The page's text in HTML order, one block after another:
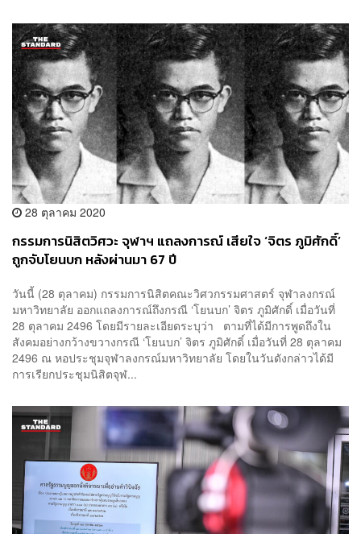
28 ตุลาคม 2020
กรรมการนิสิตวิศวะ จุฬาฯ แถลงการณ์ เสียใจ ‘จิตร ภูมิศักดิ์’
ถูกจับโยนบก หลังผ่านมา 67 ปี
วันนี้ (28 ตุลาคม) กรรมการนิสิตคณะวิศวกรรมศาสตร์ จุฬาลงกรณ์
มหาวิทยาลัย ออกแถลงการณ์ถึงกรณี ‘โยนบก’ จิตร ภูมิศักดิ์ เมื่อวันที่
28 ตุลาคม 2496 โดยมีรายละเอียดระบุว่า ตามที่ได้มีการพูดถึงใน
สังคมอย่างกว้างขวางกรณี ‘โยนบก’ จิตร ภูมิศักดิ์ เมื่อวันที่ 28 ตุลาคม
2496 ณ หอประชุมจุฬาลงกรณ์มหาวิทยาลัย โดยในวันดังกล่าวได้มี
การเรียกประชุมนิสิตจุฬ...